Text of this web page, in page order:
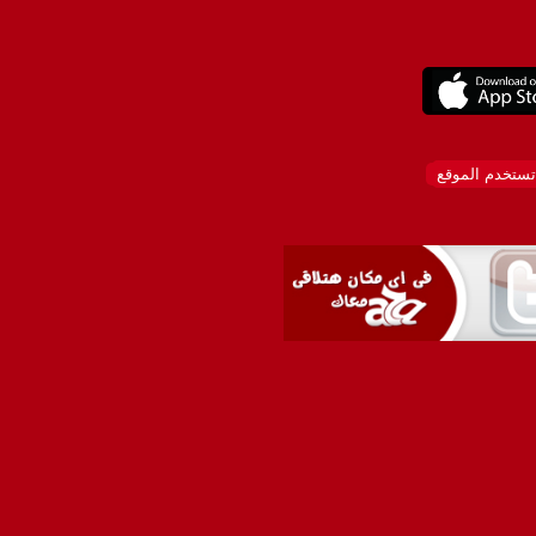
تستخدم الموقع